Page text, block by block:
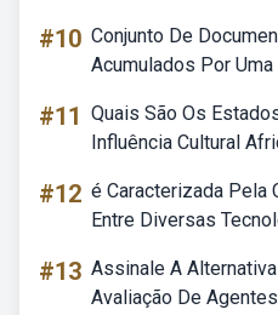
#10 Conjunto De
Acumulados Por
#11 Quais São Os
Influência Cultural
#12 é Caracterizada Pela
Entre Diversas
#13 Assinale A
Avaliação De